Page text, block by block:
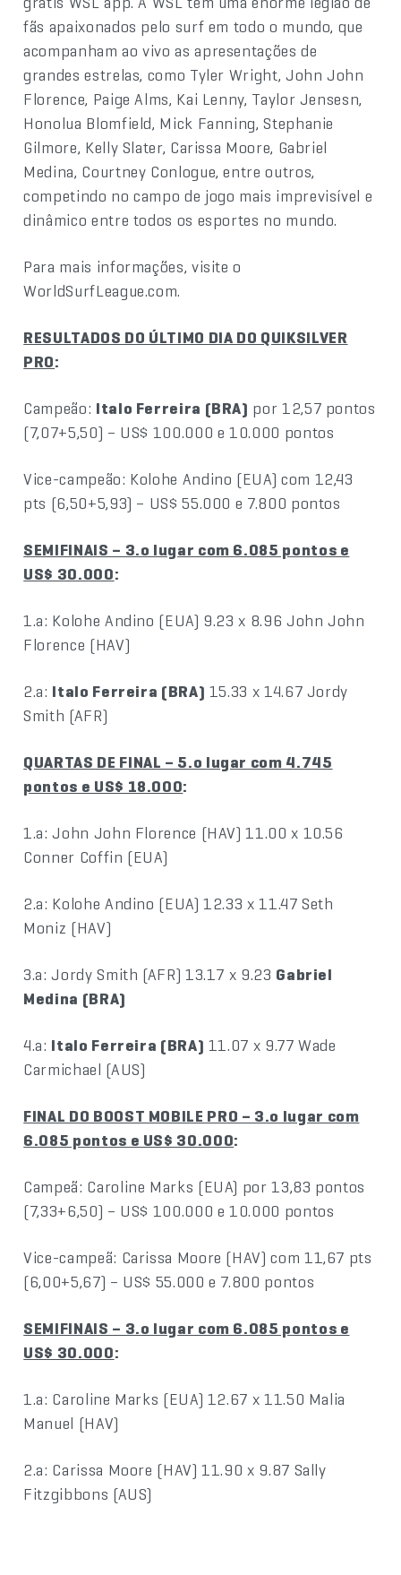
fãs apaixonados pelo surf em todo o mundo, que
acompanham ao vivo as apresentações de
grandes estrelas, como Tyler Wright, John John
Florence, Paige Alms, Kai Lenny, Taylor Jensesn,
Honolua Blomfield, Mick Fanning, Stephanie
Gilmore, Kelly Slater, Carissa Moore, Gabriel
Medina, Courtney Conlogue, entre outros,
competindo no campo de jogo mais imprevisível e
dinâmico entre todos os esportes no mundo.
Para mais informações, visite o
WorldSurfLeague.com.
RESULTADOS DO ÚLTIMO DIA DO QUIKSILVER
PRO:
Campeão: Italo Ferreira (BRA) por 12,57 pontos
(7,07+5,50) – US$ 100.000 e 10.000 pontos
Vice-campeão: Kolohe Andino (EUA) com 12,43
pts (6,50+5,93) – US$ 55.000 e 7.800 pontos
SEMIFINAIS – 3.o lugar com 6.085 pontos e
US$ 30.000:
1.a: Kolohe Andino (EUA) 9.23 x 8.96 John John
Florence (HAV)
2.a: Italo Ferreira (BRA) 15.33 x 14.67 Jordy
Smith (AFR)
QUARTAS DE FINAL – 5.o lugar com 4.745
pontos e US$ 18.000:
1.a: John John Florence (HAV) 11.00 x 10.56
Conner Coffin (EUA)
2.a: Kolohe Andino (EUA) 12.33 x 11.47 Seth
Moniz (HAV)
3.a: Jordy Smith (AFR) 13.17 x 9.23 Gabriel
Medina (BRA)
4.a: Italo Ferreira (BRA) 11.07 x 9.77 Wade
Carmichael (AUS)
FINAL DO BOOST MOBILE PRO – 3.o lugar com
6.085 pontos e US$ 30.000:
Campeã: Caroline Marks (EUA) por 13,83 pontos
(7,33+6,50) – US$ 100.000 e 10.000 pontos
Vice-campeã: Carissa Moore (HAV) com 11,67 pts
(6,00+5,67) – US$ 55.000 e 7.800 pontos
SEMIFINAIS – 3.o lugar com 6.085 pontos e
US$ 30.000:
1.a: Caroline Marks (EUA) 12.67 x 11.50 Malia
Manuel (HAV)
2.a: Carissa Moore (HAV) 11.90 x 9.87 Sally
Fitzgibbons (AUS)